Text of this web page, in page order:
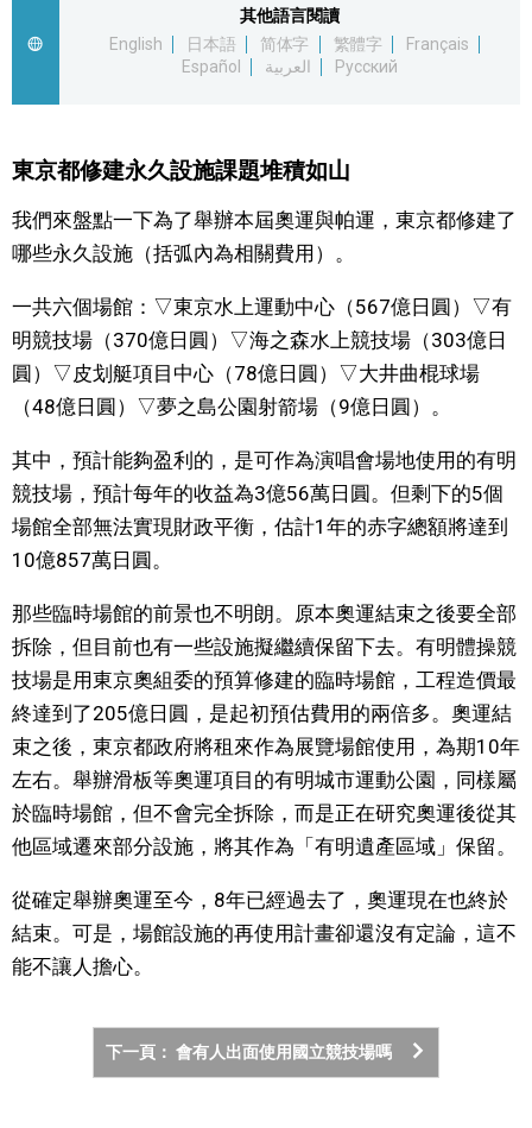
財經
科學技術
生活
運動
娛樂
教育
工作勞動
醫療健康
語言
東京
編輯部通知
其他語言閱讀
English
日本語 简体字 繁體字
Français
Español
العربية Русский
東京都修建永久設施課題堆積如山
我們來盤點一下為了舉辦本屆奧運與帕運，東京都修建了
哪些永久設施（括弧內為相關費用）。
一共六個場館：▽東京水上運動中心（567億日圓）▽有
明競技場（370億日圓）▽海之森水上競技場（303億日
圓）▽皮划艇項目中心（78億日圓）▽大井曲棍球場
（48億日圓）▽夢之島公園射箭場（9億日圓）。
其中，預計能夠盈利的，是可作為演唱會場地使用的有明
競技場，預計每年的收益為3億56萬日圓。但剩下的5個
場館全部無法實現財政平衡，估計1年的赤字總額將達到
10億857萬日圓。
那些臨時場館的前景也不明朗。原本奧運結束之後要全部
拆除，但目前也有一些設施擬繼續保留下去。有明體操競
技場是用東京奧組委的預算修建的臨時場館，工程造價最
終達到了205億日圓，是起初預估費用的兩倍多。奧運結
束之後，東京都政府將租來作為展覽場館使用，為期10年
左右。舉辦滑板等奧運項目的有明城市運動公園，同樣屬
於臨時場館，但不會完全拆除，而是正在研究奧運後從其
他區域遷來部分設施，將其作為「有明遺產區域」保留。
從確定舉辦奧運至今，8年已經過去了，奧運現在也終於
結束。可是，場館設施的再使用計畫卻還沒有定論，這不
能不讓人擔心。
下一頁： 會有人出面使用國立競技場嗎